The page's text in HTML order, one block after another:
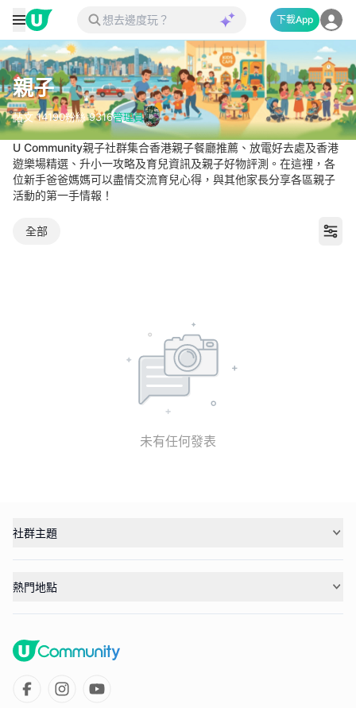
下載App
親子
帖文14190粉絲9316管理員
U Community親子社群集合香港親子餐廳推薦、放電好去處及香港
遊樂場精選、升小一攻略及育兒資訊及親子好物評測。在這裡，各
位新手爸爸媽媽可以盡情交流育兒心得，與其他家長分享各區親子
活動的第一手情報！
全部 親
未有任何發表
社群主題
熱門地點